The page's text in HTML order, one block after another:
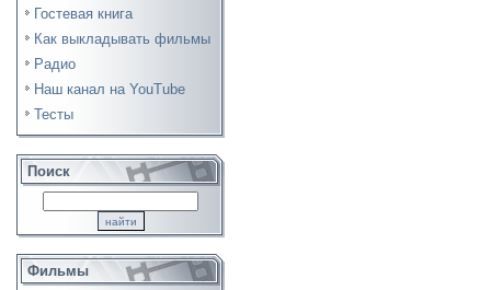
Гостевая книга
Как выкладывать фильмы
Радио
Наш канал на YouTube
Тесты
Поиск
Фильмы